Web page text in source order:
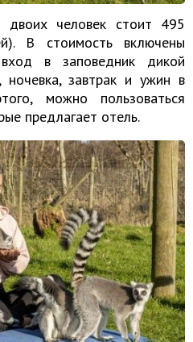
двоих человек стоит 495
В стоимость включены
в заповедник дикой
ночевка, завтрак и ужин в
можно пользоваться
предлагает отель.